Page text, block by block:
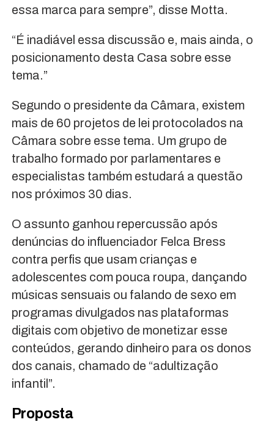
essa marca para sempre”, disse Motta.
“É inadiável essa discussão e, mais ainda, o
posicionamento desta Casa sobre esse
tema.”
Segundo o presidente da Câmara, existem
mais de 60 projetos de lei protocolados na
Câmara sobre esse tema. Um grupo de
trabalho formado por parlamentares e
especialistas também estudará a questão
nos próximos 30 dias.
O assunto ganhou repercussão após
denúncias do influenciador Felca Bress
contra perfis que usam crianças e
adolescentes com pouca roupa, dançando
músicas sensuais ou falando de sexo em
programas divulgados nas plataformas
digitais com objetivo de monetizar esse
conteúdos, gerando dinheiro para os donos
dos canais, chamado de “adultização
infantil”.
Proposta